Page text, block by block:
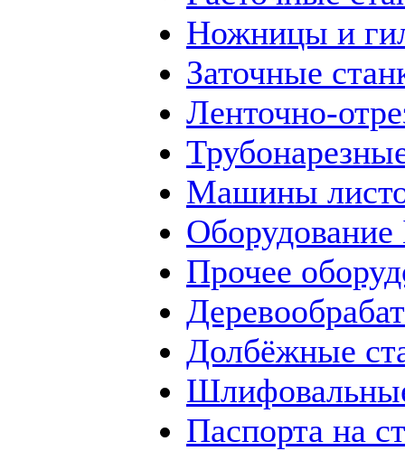
Ножницы и
Заточные
Ленточно-
Машины
Прочее
Долбёжные
Паспорта на